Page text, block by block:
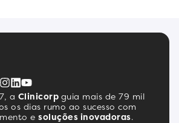
a Clinicorp guia mais de 79 mil
os dias rumo ao sucesso com
e soluções inovadoras.